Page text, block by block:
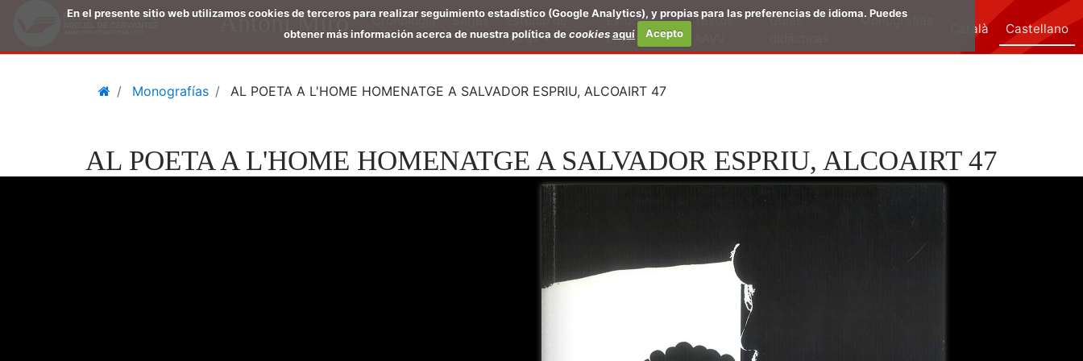
En el presente sitio web utilizamos cookies de terceros para realizar seguimiento estadístico (Google Analytics), y propias para las preferencias de idioma. Puedes
obtener más información acerca de nuestra política decookiesaquí Acepto
Antoni Miró Cronología Series
Estudio de
obras
Estudios
breves
Textos:
Guias
Monografías
Català Castellano
HomeMonografías AL POETA A L'HOME HOMENATGE A SALVADOR ESPRIU, ALCOAIRT 47
AL POETA A L'HOME HOMENATGE A SALVADOR ESPRIU, ALCOAIRT 47